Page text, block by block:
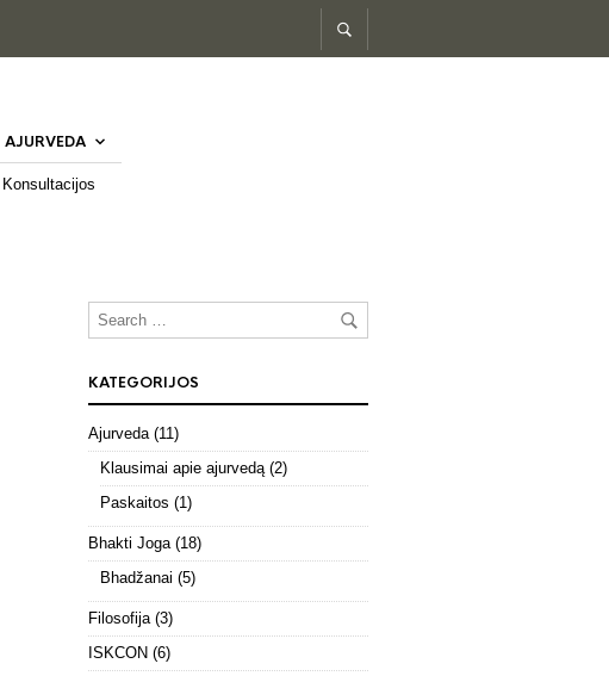
AJURVEDA
Konsultacijos
KATEGORIJOS
Ajurveda (11)
Klausimai apie ajurvedą (2)
Paskaitos (1)
Bhakti Joga (18)
Bhadžanai (5)
Filosofija (3)
ISKCON (6)